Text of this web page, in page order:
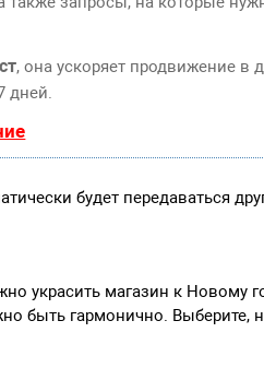
, она ускоряет продвижение в
дней.
будет передаваться
украсить магазин к Новому
быть гармонично. Выберите,